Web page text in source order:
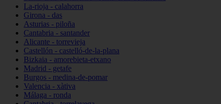
La-rioja - calahorra
Girona - das
Asturias - piloña
Cantabria - santander
Alicante - torrevieja
Castellón - castelló-de-la-plana
Bizkaia - amorebieta-etxano
Madrid - getafe
Burgos - medina-de-pomar
Valencia - xàtiva
Málaga - ronda